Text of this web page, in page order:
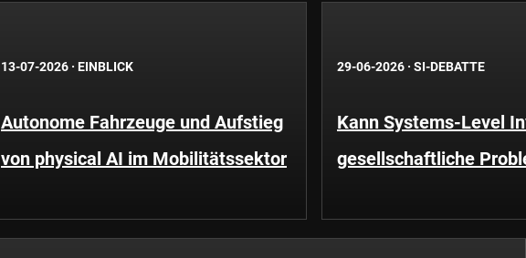
13-07-2026 · EINBLICK
Autonome Fahrzeuge und Aufstieg
von physical AI im Mobilitätssektor
29-06-2026 · SI-DEBATTE
Kann Systems-Level
gesellschaftliche